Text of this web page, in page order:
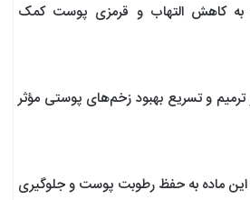
به کاهش التهاب و قرمزی پوست کمک
ترمیم و تسریع بهبود زخم‌های پوستی مؤثر
ماده به حفظ رطوبت پوست و جلوگیری